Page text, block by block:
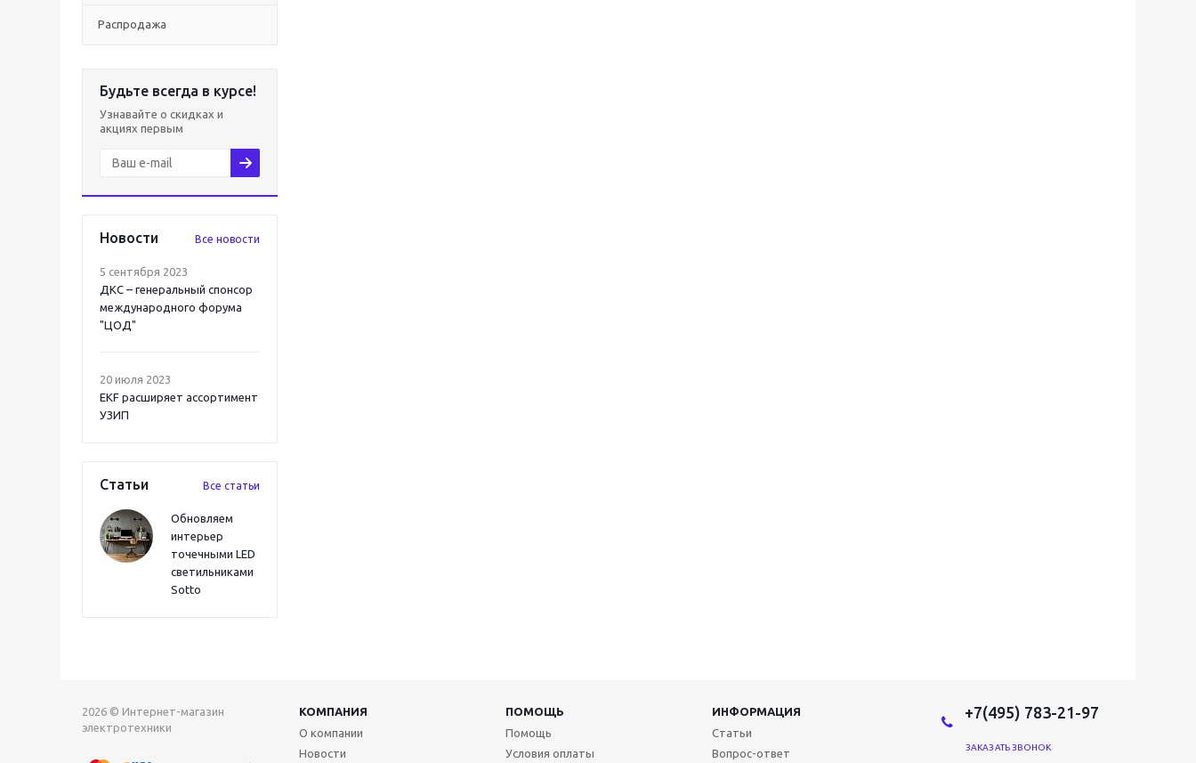
Распродажа
Будьте всегда в курсе!
Узнавайте о скидках и
акциях первым
Новости Все новости
5 сентября 2023
ДКС – генеральный спонсор
международного форума
"ЦОД"
20 июля 2023
EKF расширяет ассортимент
УЗИП
Статьи Все статьи
Обновляем
интерьер
точечными LED
светильниками
Sotto
2026 © Интернет-магазин
электротехники
КОМПАНИЯ ПОМОЩЬ
ИНФОРМАЦИЯ
О компании
Новости
Помощь
Условия оплаты
Статьи
Вопрос-ответ
+7(495) 783-21-97
ЗАКАЗАТЬ ЗВОНОК